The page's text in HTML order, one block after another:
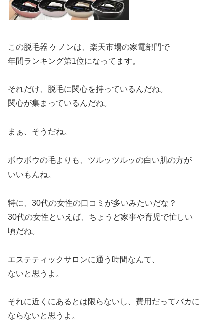
この脱毛器 ケノンは、楽天市場の家電部門で
年間ランキング第1位になってます。
それだけ、脱毛に関心を持っているんだね。
関心が集まっているんだね。
まぁ、そうだね。
ボウボウの毛よりも、ツルッツルッの白い肌の方が
いいもんね。
特に、30代の女性の口コミが多いみたいだな？
30代の女性といえば、ちょうど家事や育児で忙しい
頃だね。
エステティックサロンに通う時間なんて、
ないと思うよ。
それに近くにあるとは限らないし、費用だってバカに
ならないと思うよ。